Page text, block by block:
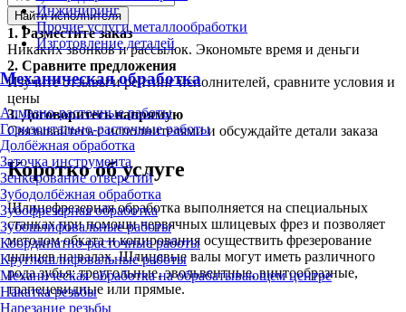
Инжиниринг
Прочие услуги металлообработки
Изготовление деталей
Механическая обработка
Алмазно-расточные работы
Горизонтально-расточные работы
Долбёжная обработка
Заточка инструмента
Зенкерование отверстий
Зубодолбёжная обработка
Зубофрезерная обработка
Зубошлифовальные работы
Координатно-расточные работы
Круглошлифовальные работы
Механическая обработка на обрабатывающем центре
Накатка резьбы
Нарезание резьбы
Найти исполнителя
1. Разместите заказ
Никаких звонков и рассылок. Экономьте время и деньги
2. Сравните предложения
Изучите отзывы и рейтинг исполнителей, сравните условия и
цены
3.Договоритесь напрямую
Связывайтесь с исполнителями и обсуждайте детали заказа
Коротко об услуге
Шлицефрезерная обработка выполняется на специальных
станках при помощи червячных шлицевых фрез и позволяет
методом обката и копирования осуществить фрезерование
шлицев на валах. Шлицевые валы могут иметь различного
рода зубья: треугольные, эвольвентные, винтообразные,
трапецевидные или прямые.